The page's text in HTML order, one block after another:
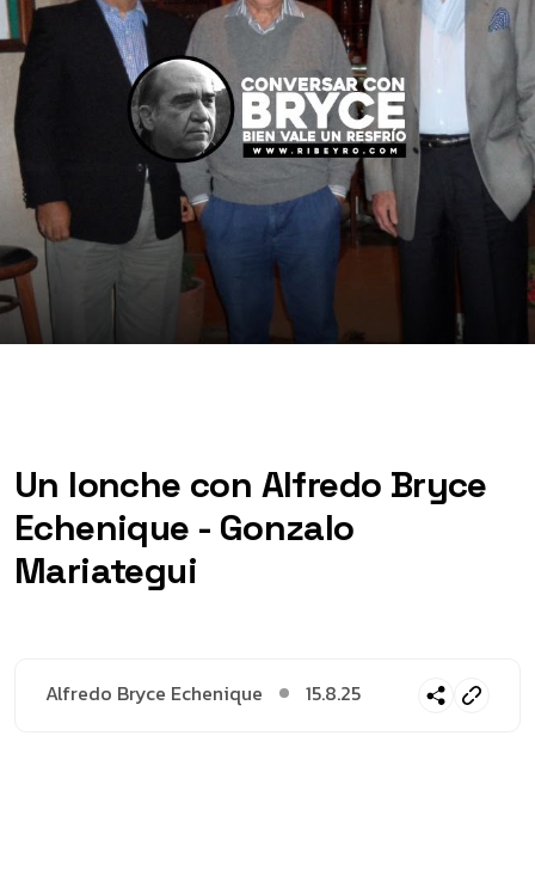
Un lonche con Alfredo Bryce
Echenique - Gonzalo
Mariategui
Alfredo Bryce Echenique 15.8.25